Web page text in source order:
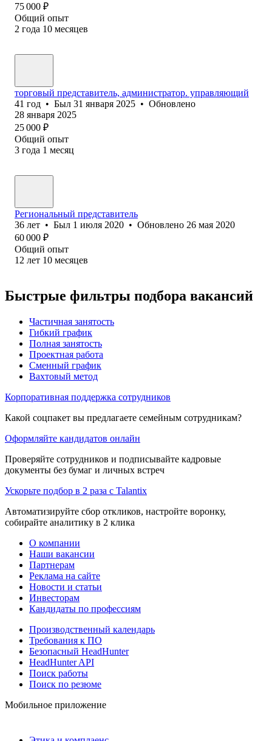
75 000 ₽
Общий опыт
2 года 10 месяцев
торговый представитель, администратор. управляющий
41 год • Был 31 января 2025 • Обновлено
28 января 2025
25 000 ₽
Общий опыт
3 года 1 месяц
Региональный представитель
36 лет • Был 1 июля 2020 • Обновлено 26 мая 2020
60 000 ₽
Общий опыт
12 лет 10 месяцев
Быстрые фильтры подбора вакансий
Частичная занятость
Гибкий график
Полная занятость
Проектная работа
Сменный график
Вахтовый метод
Корпоративная поддержка сотрудников
Какой соцпакет вы предлагаете семейным сотрудникам?
Оформляйте кандидатов онлайн
Проверяйте сотрудников и подписывайте кадровые
документы без бумаг и личных встреч
Ускорьте подбор в 2 раза с Talantix
Автоматизируйте сбор откликов, настройте воронку,
собирайте аналитику в 2 клика
О компании
Наши вакансии
Партнерам
Реклама на сайте
Новости и статьи
Инвесторам
Кандидаты по профессиям
Производственный календарь
Требования к ПО
Безопасный HeadHunter
HeadHunter API
Поиск работы
Поиск по резюме
Мобильное приложение